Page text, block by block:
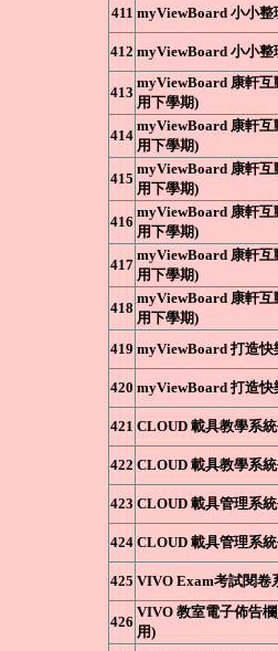
411 myViewBoard 小小
412 myViewBoard 小小
413
myViewBoard 康軒
用下學期)
414
myViewBoard 康軒
用下學期)
415
myViewBoard 康軒
用下學期)
416
myViewBoard 康軒
用下學期)
417
myViewBoard 康軒
用下學期)
418
myViewBoard 康軒
用下學期)
419 myViewBoard 打造
420 myViewBoard 打造
421 CLOUD 載具教學系
422 CLOUD 載具教學系
423 CLOUD 載具管理系
424 CLOUD 載具管理系
425 VIVO Exam考試閱卷
426
VIVO 教室電子佈告
用)